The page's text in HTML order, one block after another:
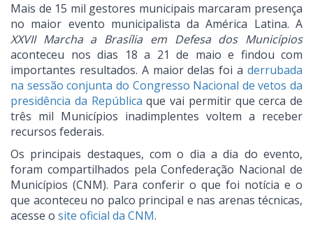
Mais de 15 mil gestores municipais marcaram presença
no maior evento municipalista da América Latina. A
XXVII Marcha a Brasília em Defesa dos Municípios
aconteceu nos dias 18 a 21 de maio e findou com
importantes resultados. A maior delas foi a derrubada
na sessão conjunta do Congresso Nacional de vetos da
presidência da República que vai permitir que cerca de
três mil Municípios inadimplentes voltem a receber
recursos federais.
Os principais destaques, com o dia a dia do evento,
foram compartilhados pela Confederação Nacional de
Municípios (CNM). Para conferir o que foi notícia e o
que aconteceu no palco principal e nas arenas técnicas,
acesse o site oficial da CNM.